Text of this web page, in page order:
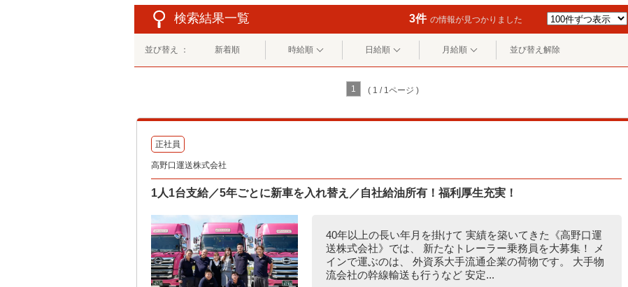
検索結果一覧 3件 の情報が見つかりました
並び替え ： 新着順 時給順 日給順 月給順 並び替え解除
1 ( 1 / 1ページ )
正社員
高野口運送株式会社
1人1台支給／5年ごとに新車を入れ替え／自社給油所有！福利厚生充実！
40年以上の長い年月を掛けて 実績を築いてきた《高野口運
送株式会社》では、 新たなトレーラー乗務員を大募集！ メ
インで運ぶのは、 外資系大手流通企業の荷物です。 大手物
流会社の幹線輸送も行うなど 安定...